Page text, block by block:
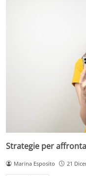
Strategie per
Marina Esposito 21